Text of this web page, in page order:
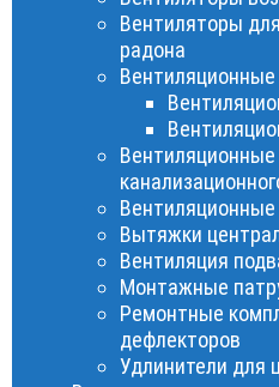
Вентиляторы
радона
Вытяжки
Вентиляция
Монтажные
Ремонтные
дефлекторов
Удлинители для